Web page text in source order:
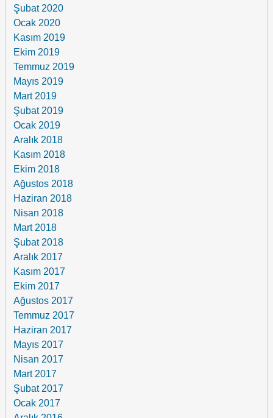
Şubat 2020
Ocak 2020
Kasım 2019
Ekim 2019
Temmuz 2019
Mayıs 2019
Mart 2019
Şubat 2019
Ocak 2019
Aralık 2018
Kasım 2018
Ekim 2018
Ağustos 2018
Haziran 2018
Nisan 2018
Mart 2018
Şubat 2018
Aralık 2017
Kasım 2017
Ekim 2017
Ağustos 2017
Temmuz 2017
Haziran 2017
Mayıs 2017
Nisan 2017
Mart 2017
Şubat 2017
Ocak 2017